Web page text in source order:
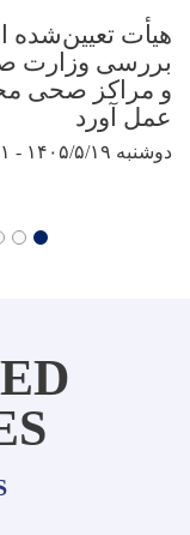
هیأت
بررسی وزارت
و مراکز صحی
عمل آورد
دوشنبه ۱۴۰۵/۵/۱۹ - ۱۰:۱۱